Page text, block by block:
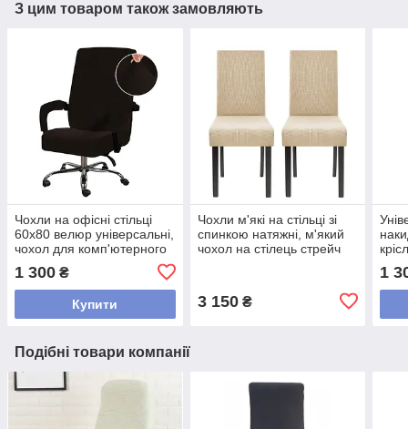
З цим товаром також замовляють
Чохли на офісні стільці
60x80 велюр універсальні,
чохол для комп'ютерного
мікрофібра Коричневий
1 300 ₴
Купити
Чохли м'які на стільці зі
спинкою натяжні, м'який
чохол на стілець стрейч
3 150₴
1
Подібні товари компанії